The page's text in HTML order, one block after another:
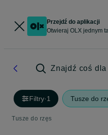
Przejdź do aplikacji
Otwieraj OLX jednym
Znajdź coś
Filtry·1 Tusze do
Tusze do rzęs